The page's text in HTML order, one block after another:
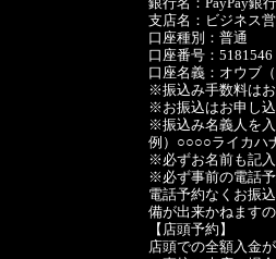
支店名：ビジネス
口座種別：普通
口座番号：5181546
口座名義：オウブ
※振込み手数料は
※お振込はお申し込
※振込み名義人を
例）○○○○ライカハ
※必ずお名前も記
※必ず事前の電話
電話予約なくお振
備が出来かねます
【店頭予約】
店頭での全額入金